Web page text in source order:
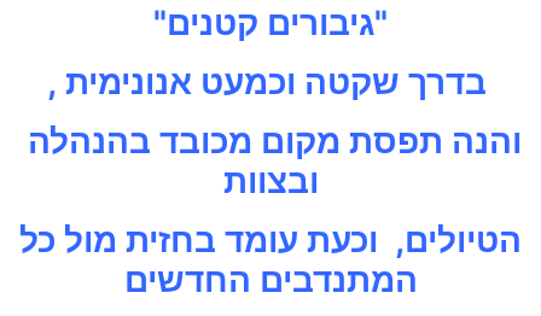
"גיבורים קטנים"
בדרך שקטה וכמעט אנונימית ,
והנה תפסת מקום מכובד בהנהלה
ובצוות
הטיולים, וכעת עומד בחזית מול כל
המתנדבים החדשים